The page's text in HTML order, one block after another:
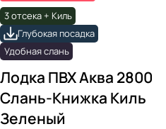
3 отсека + Киль
Глубокая посадка
Удобная слань
Лодка ПВХ Аква 2800
Слань-Книжка Киль
Зеленый